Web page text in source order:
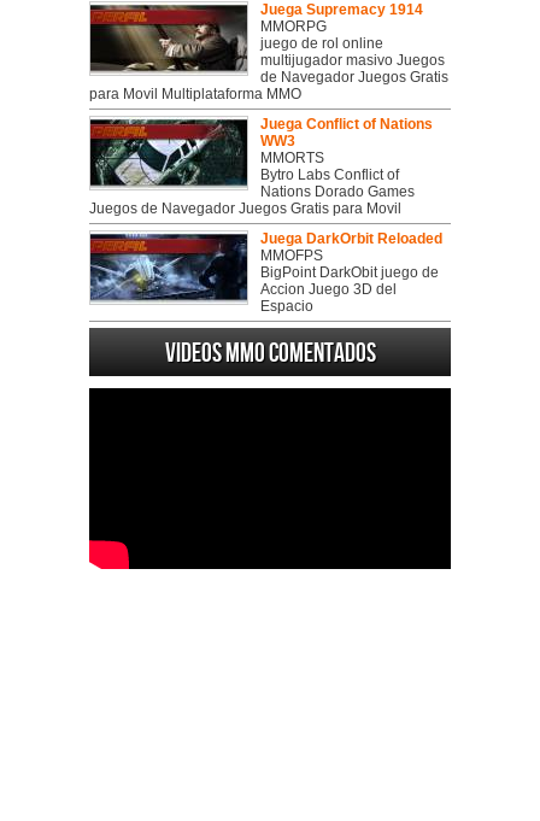
Juega Supremacy 1914
MMORPG
juego de rol online
multijugador masivo Juegos
de Navegador Juegos Gratis
para Movil Multiplataforma MMO
Juega Conflict of Nations
WW3
MMORTS
Bytro Labs Conflict of
Nations Dorado Games
Juegos de Navegador Juegos Gratis para Movil
Juega DarkOrbit Reloaded
MMOFPS
BigPoint DarkObit juego de
Accion Juego 3D del
Espacio
Videos MMO Comentados